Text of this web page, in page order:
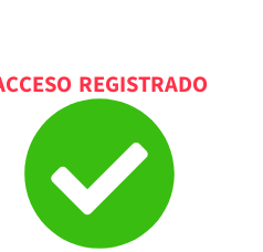
REGISTRADO